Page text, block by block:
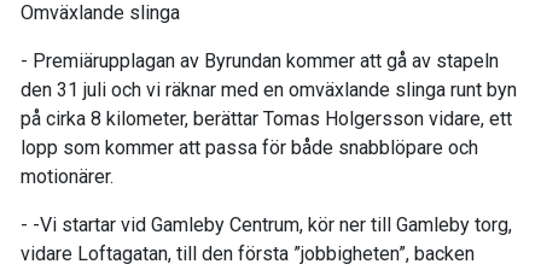
Omväxlande slinga
- Premiärupplagan av Byrundan kommer att gå av stapeln
den 31 juli och vi räknar med en omväxlande slinga runt byn
på cirka 8 kilometer, berättar Tomas Holgersson vidare, ett
lopp som kommer att passa för både snabblöpare och
motionärer.
- -Vi startar vid Gamleby Centrum, kör ner till Gamleby torg,
vidare Loftagatan, till den första ”jobbigheten”, backen